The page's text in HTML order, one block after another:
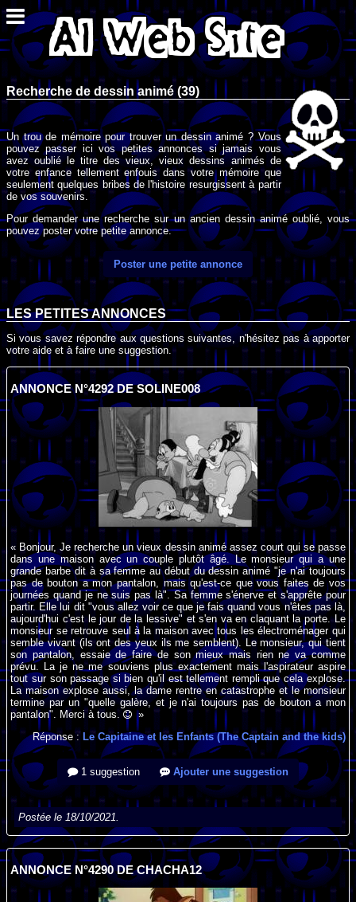
Recherche de dessin animé (39)
Un trou de mémoire pour trouver un dessin animé ? Vous
pouvez passer ici vos petites annonces si jamais vous
avez oublié le titre des vieux, vieux dessins animés de
votre enfance tellement enfouis dans votre mémoire que
seulement quelques bribes de l'histoire resurgissent à partir
de vos souvenirs.
Pour demander une recherche sur un ancien dessin animé oublié, vous
pouvez poster votre petite annonce.
Poster une petite annonce
LES PETITES ANNONCES
Si vous savez répondre aux questions suivantes, n'hésitez pas à apporter
votre aide et à faire une suggestion.
ANNONCE N°4292 DE SOLINE008
« Bonjour, Je recherche un vieux dessin animé assez court qui se passe
dans une maison avec un couple plutôt âgé. Le monsieur qui a une
grande barbe dit à sa femme au début du dessin animé "je n'ai toujours
pas de bouton a mon pantalon, mais qu'est-ce que vous faites de vos
journées quand je ne suis pas là". Sa femme s'énerve et s'apprête pour
partir. Elle lui dit "vous allez voir ce que je fais quand vous n'êtes pas là,
aujourd'hui c'est le jour de la lessive" et s'en va en claquant la porte. Le
monsieur se retrouve seul à la maison avec tous les électroménager qui
semble vivant (ils ont des yeux ils me semblent). Le monsieur, qui tient
son pantalon, essaie de faire de son mieux mais rien ne va comme
prévu. La je ne me souviens plus exactement mais l'aspirateur aspire
tout sur son passage si bien qu'il est tellement rempli que cela explose.
La maison explose aussi, la dame rentre en catastrophe et le monsieur
termine par un "quelle galère, et je n'ai toujours pas de bouton a mon
pantalon". Merci à tous.
»
Réponse : Le Capitaine et les Enfants (The Captain and the kids)
1 suggestion Ajouter une suggestion
Postée le 18/10/2021.
ANNONCE N°4290 DE CHACHA12